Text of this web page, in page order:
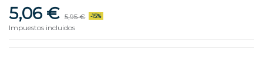
5,06 € 5,95 € -15%
Impuestos incluidos